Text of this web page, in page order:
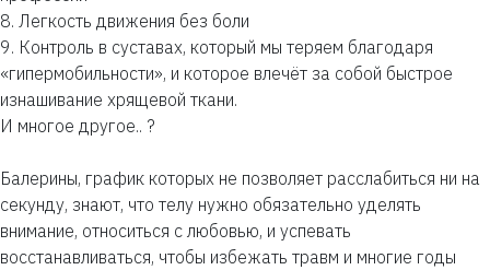
8. Легкость движения без боли
9. Контроль в суставах, который мы теряем благодаря
«гипермобильности», и которое влечёт за собой быстрое
изнашивание хрящевой ткани.
И многое другое.. ?
Балерины, график которых не позволяет расслабиться ни на
секунду, знают, что телу нужно обязательно уделять
внимание, относиться с любовью, и успевать
восстанавливаться, чтобы избежать травм и многие годы